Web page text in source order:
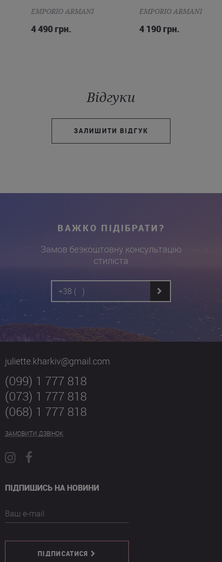
EMPORIO ARMANI
4 490 грн.
EMPORIO ARMANI
4 190 грн.
Відгуки
ЗАЛИШИТИ ВІДГУК
ВАЖКО ПІДІБРАТИ?
Замов безкоштовну консультацію
стиліста
juliette.kharkiv@gmail.com
(099) 1 777 818
(073) 1 777 818
(068) 1 777 818
ЗАМОВИТИ ДЗВІНОК
ПІДПИШИСЬ НА НОВИНИ
Ваш e-mail
ПІДПИСАТИСЯ